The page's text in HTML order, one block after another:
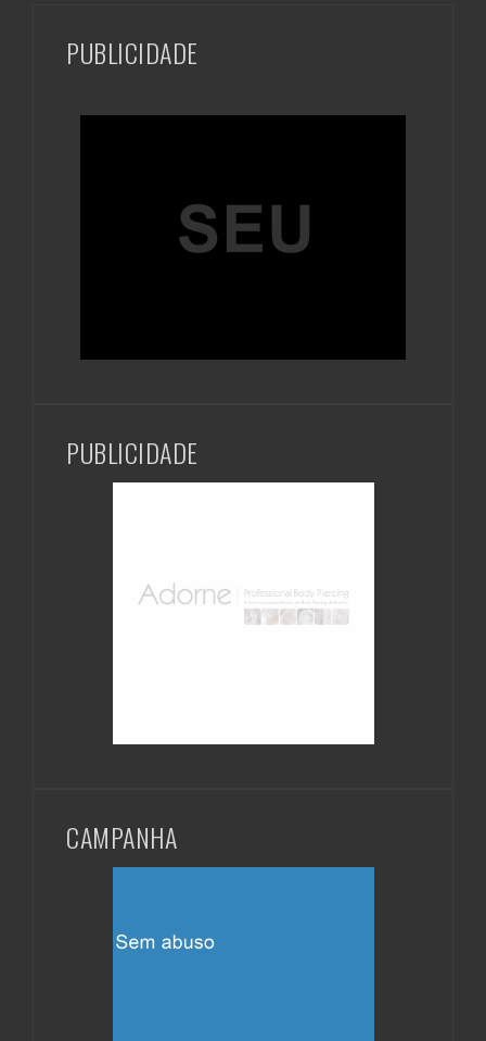
PUBLICIDADE
PUBLICIDADE
CAMPANHA